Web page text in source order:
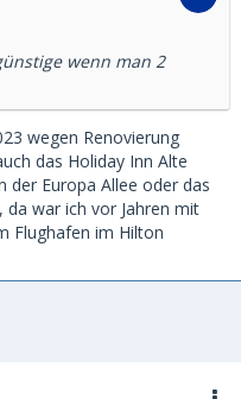
wenn man 2
wegen Renovierung
das Holiday Inn Alte
der Europa Allee oder das
da war ich vor Jahren mit
Flughafen im Hilton